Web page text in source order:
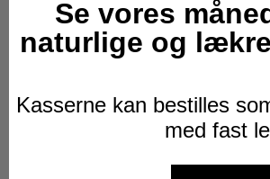
Se vores
naturlige og
Kasserne kan bestilles
med fast